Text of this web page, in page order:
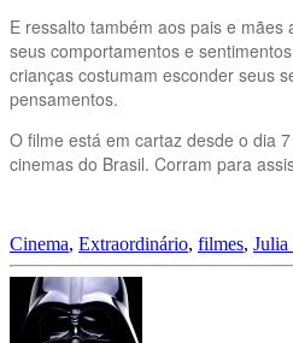
E ressalto também aos pais e
seus comportamentos e
crianças costumam esconder seus
pensamentos.
O filme está em cartaz desde o dia
cinemas do Brasil. Corram para
Cinema, Extraordinário, filmes, Julia